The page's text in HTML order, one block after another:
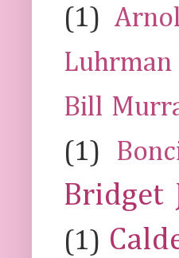
(1)
Luhrman
Bill
(1)
Bridget
(1)